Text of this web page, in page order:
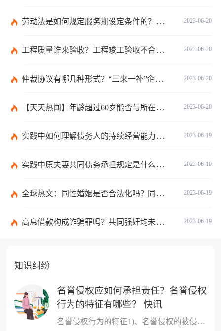
2023-06-20
劳动法是如何规定服务期设定条件的？劳动法调整的劳动关系包含哪些呢？
2023-06-20
工程质量谁来验收？工程竣工验收不合格如何处理？-焦点关注
2023-06-20
仲裁协议有哪几种形式？“三来一补”企业的劳动仲裁争议申诉书主体是谁？-全球焦点
2023-06-20
【天天热闻】年龄超过60岁能否与所在单位建立劳动关系？领取退休金有哪些条件？
2023-06-19
实践中如何理解债务人的持续经营能力？有什么债务人财务的影响？
2023-06-19
实践中原夫妻共同债务承担规定是什么？离婚时债权分割依据是什么？
2023-06-19
全球热文：同性婚姻是否合法化吗？同性婚姻合法国家有哪些？
2023-06-19
高息借款构成诈骗罪吗？共同强奸均未遂是否构成轮奸？
知识纠纷
名誉侵权应如何承担责任？名誉侵权
行为的特征有哪些？ 快讯
名誉侵权行为的特征1)、名誉侵权的被侵害人是特定的人。当然不一定